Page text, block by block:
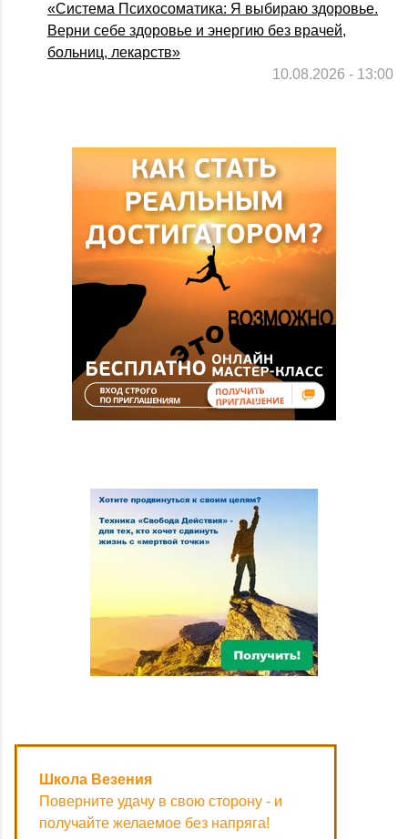
«Система Психосоматика: Я выбираю здоровье.
Верни себе здоровье и энергию без врачей,
больниц, лекарств»
10.08.2026 - 13:00
Школа Везения
Поверните удачу в свою сторону - и
получайте желаемое без напряга!